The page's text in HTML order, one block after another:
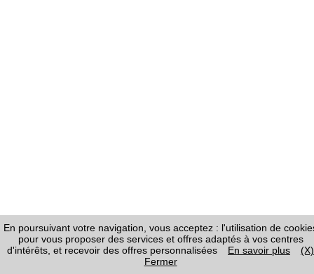
En poursuivant votre navigation, vous acceptez : l'utilisation de
pour vous proposer des services et offres adaptés à vos centres
d'intérêts, et recevoir des offres personnalisées
En savoir plus
(X)
Fermer